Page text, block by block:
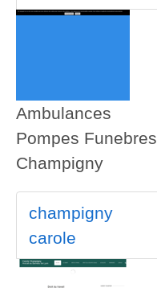
Ambulances
Pompes Funebres
Champigny
champigny
carole